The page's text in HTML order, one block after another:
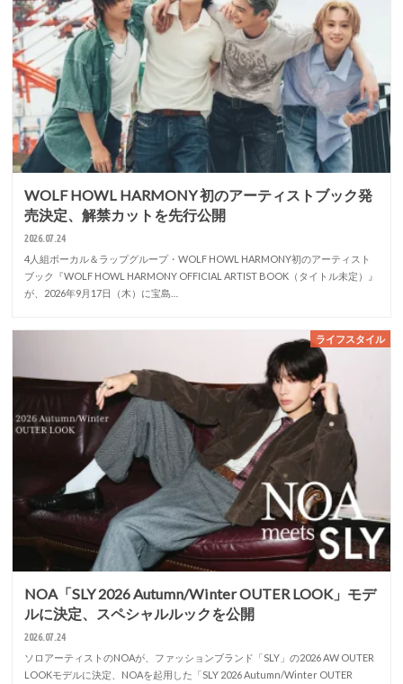
WOLF HOWL HARMONY 初のアーティストブック発
売決定、解禁カットを先行公開
2026.07.24
4人組ボーカル＆ラップグループ・WOLF HOWL HARMONY初のアーティスト
ブック『WOLF HOWL HARMONY OFFICIAL ARTIST BOOK（タイトル未定）』
が、2026年9月17日（木）に宝島…
ライフスタイル
NOA「SLY 2026 Autumn/Winter OUTER LOOK」モデ
ルに決定、スペシャルルックを公開
2026.07.24
ソロアーティストのNOAが、ファッションブランド「SLY」の2026 AW OUTER
LOOKモデルに決定、NOAを起用した「SLY 2026 Autumn/Winter OUTER